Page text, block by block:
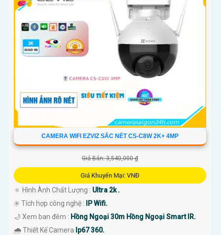
CAMERA WIFI EZVIZ SẮC NÉT CS-C8W 2K+ 4MP
Giá Bán: 3,540,000 ₫
Giá Khuyến Mại: VNĐ
🔅 Hình Ành Chất Lượng : Ultra 2k .
✳️ Tích hợp công nghệ :
IP Wifi.
🌙 Xem ban đêm : Hồng Ngoại 30m Hồng Ngoại Smart IR.
🌧️ Thiết Kế Camera Ip67 360.